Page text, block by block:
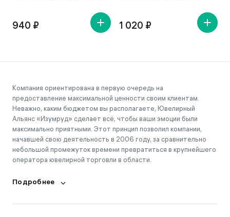
940 ₽ 1 020 ₽
Компания ориентирована в первую очередь на
предоставление максимальной ценности своим клиентам.
Неважно, каким бюджетом вы располагаете, Ювелирный
Альянс «Изумруд» сделает всё, чтобы ваши эмоции были
максимально приятными. Этот принцип позволил компании,
начавшей свою деятельность в 2006 году, за сравнительно
небольшой промежуток времени превратиться в крупнейшего
оператора ювелирной торговли в области.
Подробнее